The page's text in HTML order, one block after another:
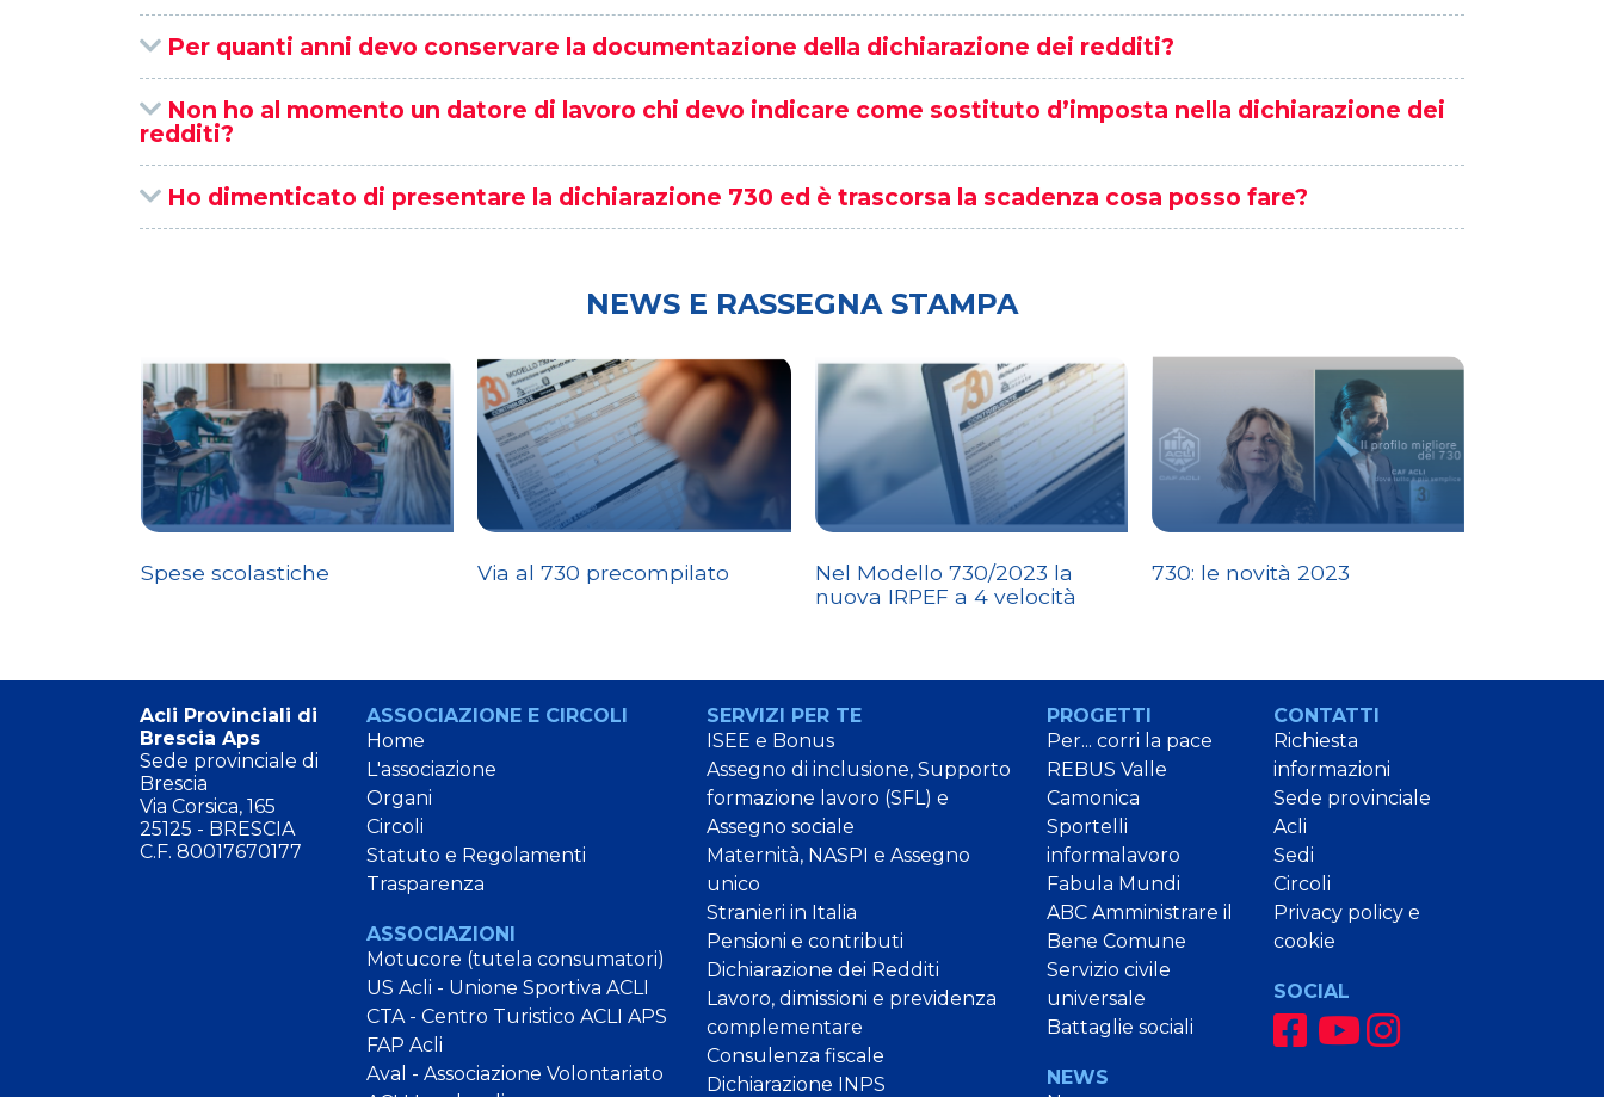
Per quanti anni devo conservare la documentazione della dichiarazione dei redditi?
Non ho al momento un datore di lavoro chi devo indicare come sostituto d’imposta nella dichiarazione dei
redditi?
Ho dimenticato di presentare la dichiarazione 730 ed è trascorsa la scadenza cosa posso fare?
NEWS E RASSEGNA STAMPA
Spese scolastiche Via al 730 precompilato
Nel Modello 730/2023 la
nuova IRPEF a 4 velocità
730: le novità 2023
Acli Provinciali di
Brescia Aps
Sede provinciale di
Brescia
Via Corsica, 165
25125 - BRESCIA
C.F. 80017670177
ASSOCIAZIONE E CIRCOLI
Home
L'associazione
Organi
Circoli
Statuto e Regolamenti
Trasparenza
ASSOCIAZIONI
Motucore (tutela consumatori)
US Acli - Unione Sportiva ACLI
CTA - Centro Turistico ACLI APS
FAP Acli
Aval - Associazione Volontariato
SERVIZI PER TE
ISEE e Bonus
Assegno di inclusione, Supporto
formazione lavoro (SFL) e
Assegno sociale
Maternità, NASPI e Assegno
unico
Stranieri in Italia
Pensioni e contributi
Dichiarazione dei Redditi
Lavoro, dimissioni e previdenza
complementare
Consulenza fiscale
Dichiarazione INPS
PROGETTI
Per... corri la pace
REBUS Valle
Camonica
Sportelli
informalavoro
Fabula Mundi
ABC Amministrare il
Bene Comune
Servizio civile
universale
Battaglie sociali
NEWS
CONTATTI
Richiesta
informazioni
Sede provinciale
Acli
Sedi
Circoli
Privacy policy e
cookie
SOCIAL